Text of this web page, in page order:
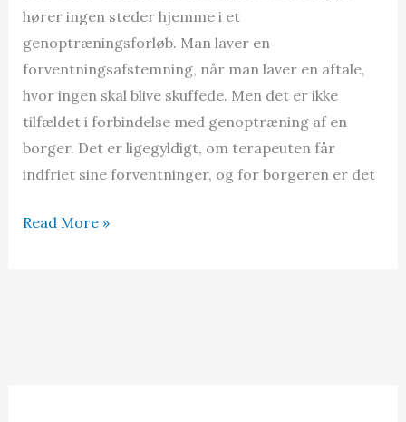
hører ingen steder hjemme i et
genoptræningsforløb. Man laver en
forventningsafstemning, når man laver en aftale,
hvor ingen skal blive skuffede. Men det er ikke
tilfældet i forbindelse med genoptræning af en
borger. Det er ligegyldigt, om terapeuten får
indfriet sine forventninger, og for borgeren er det
Forventningsafstemning…
Read More »